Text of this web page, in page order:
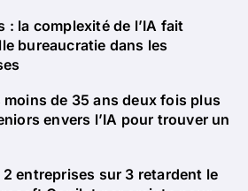
: la complexité de l’IA fait
bureaucratie dans les
moins de 35 ans deux fois plus
envers l’IA pour trouver un
2 entreprises sur 3 retardent le